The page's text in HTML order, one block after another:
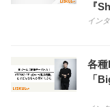
『
改
イン
各
「